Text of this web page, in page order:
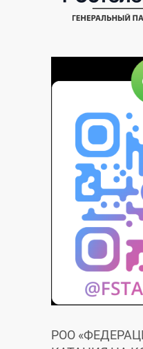
РОО